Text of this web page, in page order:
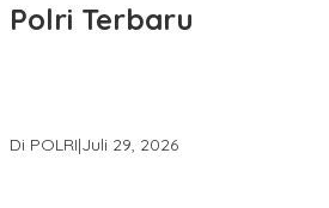
Polri Terbaru
Di POLRI|Juli 29, 2026